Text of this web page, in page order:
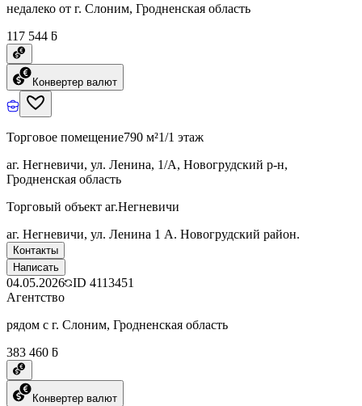
недалеко от г. Слоним, Гродненская область
117 544 ƃ
Конвертер валют
Торговое помещение790 м²1/1 этаж
аг. Негневичи, ул. Ленина, 1/А, Новогрудский р-н,
Гродненская область
Торговый объект аг.Негневичи
аг. Негневичи, ул. Ленина 1 А. Новогрудский район.
Контакты
Написать
04.05.2026 ID 4113451
Агентство
рядом с г. Слоним, Гродненская область
383 460 ƃ
Конвертер валют